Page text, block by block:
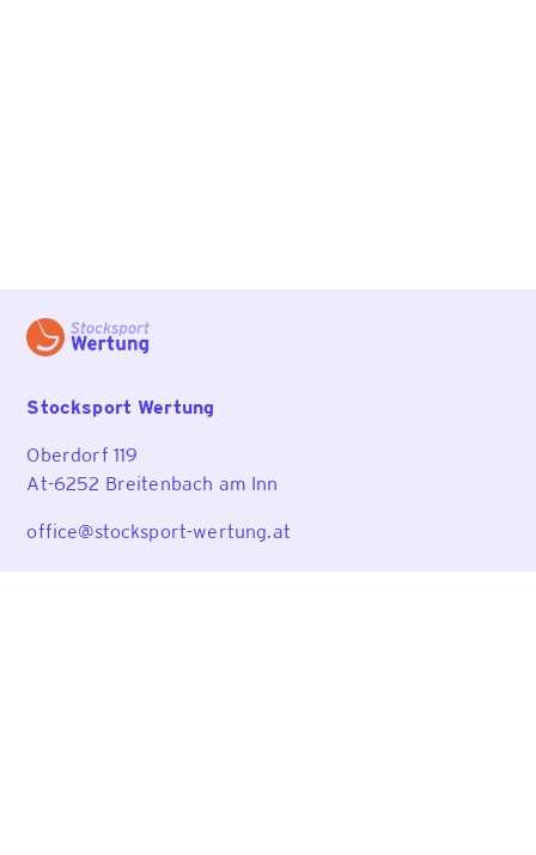
Stocksport Wertung
Oberdorf 119
At-6252 Breitenbach am Inn
office@stocksport-wertung.at